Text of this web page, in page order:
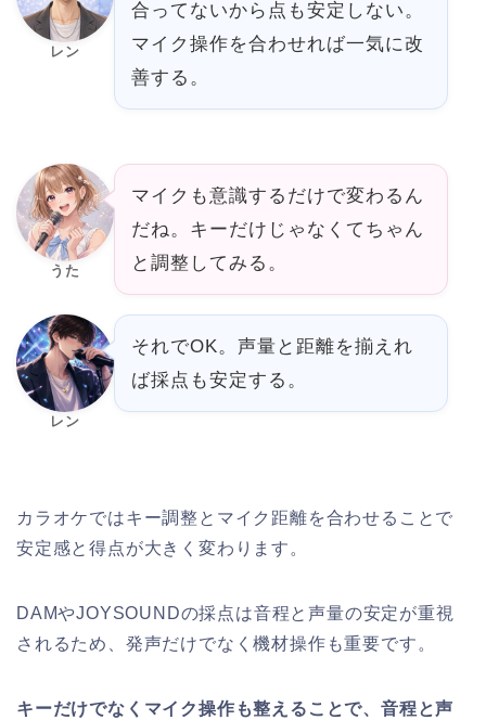
レン
合ってないから点も安定しない。
マイク操作を合わせれば一気に改
善する。
うた
マイクも意識するだけで変わるん
だね。キーだけじゃなくてちゃん
と調整してみる。
レン
それでOK。声量と距離を揃えれ
ば採点も安定する。
カラオケではキー調整とマイク距離を合わせることで
安定感と得点が大きく変わります。
DAMやJOYSOUNDの採点は音程と声量の安定が重視
されるため、発声だけでなく機材操作も重要です。
キーだけでなくマイク操作も整えることで、音程と声